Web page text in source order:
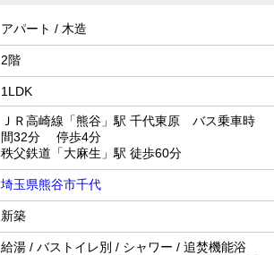
アパート / 木造
2階
1LDK
ＪＲ高崎線「熊谷」駅 千代東原 バス乗車時
間32分 停歩4分
秩父鉄道「大麻生」駅 徒歩60分
埼玉県熊谷市千代
新築
給湯 / バストイレ別 / シャワー / 追焚機能浴